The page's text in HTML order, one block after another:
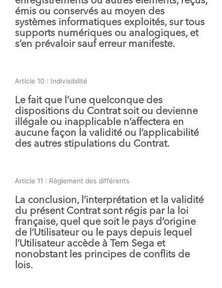
émis ou conservés au moyen des
systèmes informatiques exploités, sur tous
supports numériques ou analogiques, et
s’en prévaloir sauf erreur manifeste.
Article 10 : Indivisibilité
Le fait que l’une quelconque des
dispositions du Contrat soit ou devienne
illégale ou inapplicable n’affectera en
aucune façon la validité ou l’applicabilité
des autres stipulations du Contrat.
Article 11 : Règlement des différents
La conclusion, l’interprétation et la validité
du présent Contrat sont régis par la loi
française, quel que soit le pays d’origine
de l’Utilisateur ou le pays depuis lequel
l’Utilisateur accède à Tem Sega et
nonobstant les principes de conflits de
lois.